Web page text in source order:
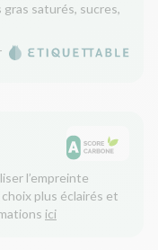
saturés, sucres,
l’empreinte
plus éclairés et
ici